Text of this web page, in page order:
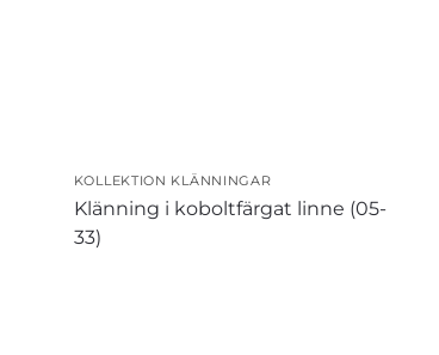
KOLLEKTION KLÄNNINGAR
Klänning i koboltfärgat linne (05-
33)